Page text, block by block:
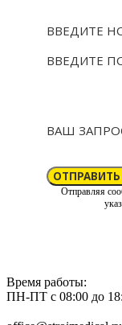
ВВЕДИТЕ
ВВЕДИТЕ
ВАШ
ОТПРАВИТЬ
Отправляя
Время работы:
ПН-ПТ с 08:00 до